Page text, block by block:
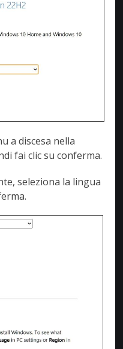
a discesa nella
fai clic su conferma.
seleziona la lingua